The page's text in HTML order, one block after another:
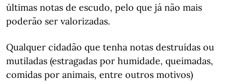
últimas notas de escudo, pelo que já não mais
poderão ser valorizadas.
Qualquer cidadão que tenha notas destruídas ou
mutiladas (estragadas por humidade, queimadas,
comidas por animais, entre outros motivos)